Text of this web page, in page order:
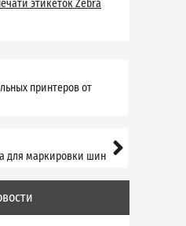
этикеток Zebra
принтеров от
для маркировки шин